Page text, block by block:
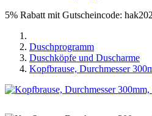
5% Rabatt mit Gutscheincode:
Duschprogramm
Duschköpfe und Duscharme
Kopfbrause, Durchmesser